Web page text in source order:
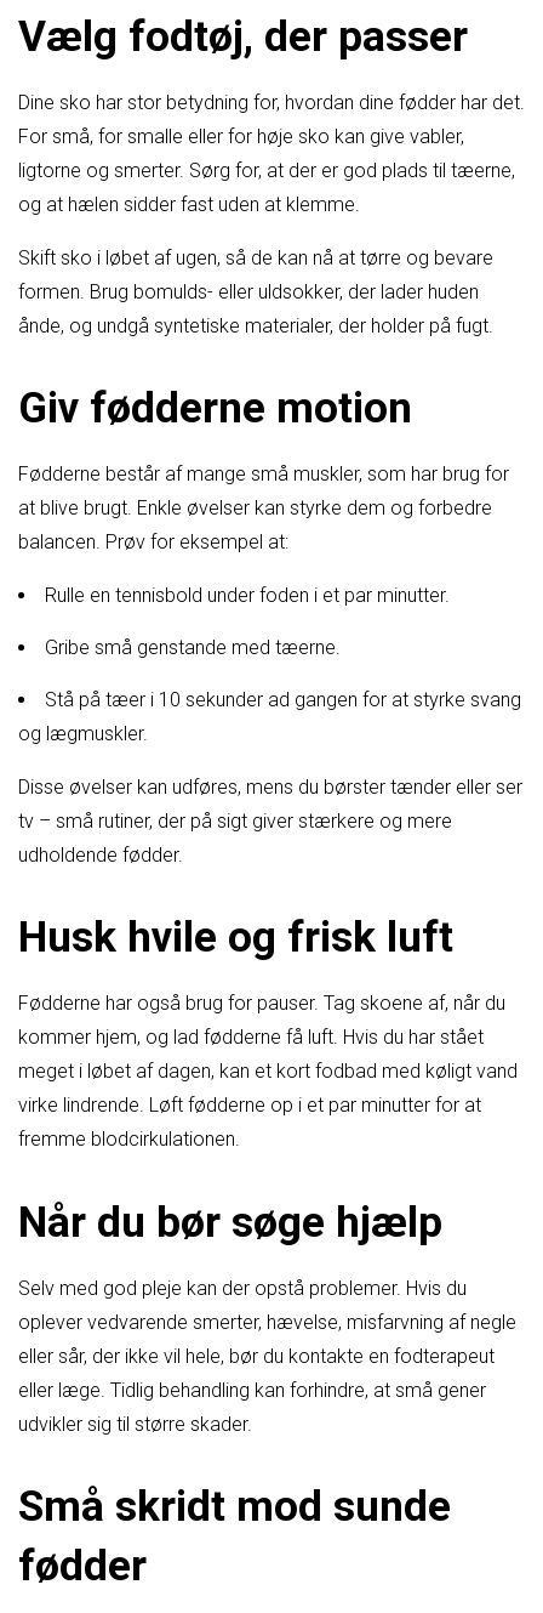
Vælg fodtøj, der passer
Dine sko har stor betydning for, hvordan dine fødder har det.
For små, for smalle eller for høje sko kan give vabler,
ligtorne og smerter. Sørg for, at der er god plads til tæerne,
og at hælen sidder fast uden at klemme.
Skift sko i løbet af ugen, så de kan nå at tørre og bevare
formen. Brug bomulds- eller uldsokker, der lader huden
ånde, og undgå syntetiske materialer, der holder på fugt.
Giv fødderne motion
Fødderne består af mange små muskler, som har brug for
at blive brugt. Enkle øvelser kan styrke dem og forbedre
balancen. Prøv for eksempel at:
Rulle en tennisbold under foden i et par minutter.
Gribe små genstande med tæerne.
Stå på tæer i 10 sekunder ad gangen for at styrke svang
og lægmuskler.
Disse øvelser kan udføres, mens du børster tænder eller ser
tv – små rutiner, der på sigt giver stærkere og mere
udholdende fødder.
Husk hvile og frisk luft
Fødderne har også brug for pauser. Tag skoene af, når du
kommer hjem, og lad fødderne få luft. Hvis du har stået
meget i løbet af dagen, kan et kort fodbad med køligt vand
virke lindrende. Løft fødderne op i et par minutter for at
fremme blodcirkulationen.
Når du bør søge hjælp
Selv med god pleje kan der opstå problemer. Hvis du
oplever vedvarende smerter, hævelse, misfarvning af negle
eller sår, der ikke vil hele, bør du kontakte en fodterapeut
eller læge. Tidlig behandling kan forhindre, at små gener
udvikler sig til større skader.
Små skridt mod sunde
fødder